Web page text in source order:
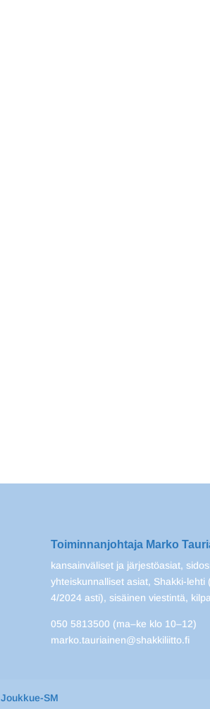
Toiminnanjohtaja Marko
kansainväliset ja järjestöasiat,
yhteiskunnalliset asiat, Shakki-lehti
4/2024 asti), sisäinen viestintä,
050 5813500 (ma–ke klo 10–12)
marko.tauriainen@shakkiliitto.fi
Joukkue-SM